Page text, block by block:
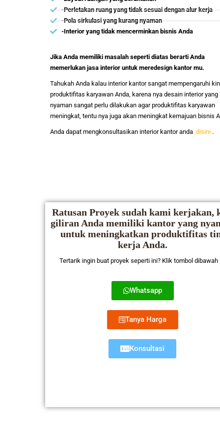
-Perletakan ruang yang tidak sesuai dengan alur kerja
-Pola sirkulasi yang kurang nyaman
-Interior yang tidak mencerminkan bisnis Anda
Jika Anda memiliki masalah seperti diatas berarti Anda
memerlukan jasa interior untuk meredesign kantor mu.
Tahukah Anda kalau interior kantor sangat mempengaruhi
produktifitas karyawan Anda, karena nya desain interior yang
nyaman sangat perlu dilakukan agar produktifitas karyawan
meningkat, tentu nya juga akan meningkat kemajuan bisnis
Anda dapat mengkonsultasikan interior kantor anda disini .
Ratusan Proyek sudah kami kerjakan,
giliran Anda memiliki kantor yang
untuk meningkatkan produktifitas
kerja Anda.
Tertarik ingin buat proyek seperti ini? Klik tombol dibawah
Whatsapp
Tanya Harga
Konsultasi